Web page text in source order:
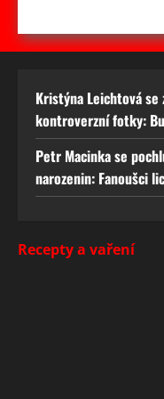
Kristýna Leichtová
kontroverzní fotky:
Petr Macinka se
narozenin: Fanoušci
Recepty a vaření